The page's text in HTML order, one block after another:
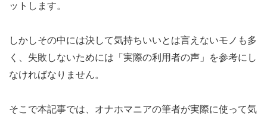
ットします。
しかしその中には決して気持ちいいとは言えないモノも多
く、失敗しないためには「実際の利用者の声」を参考にし
なければなりません。
そこで本記事では、オナホマニアの筆者が実際に使って気